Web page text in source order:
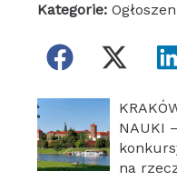
Kategorie:
NAUKI
na